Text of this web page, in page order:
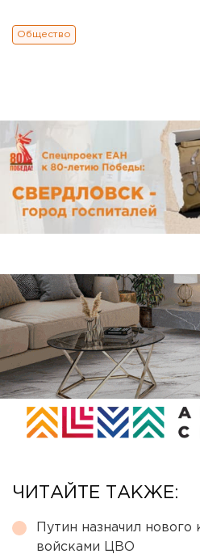
Общество
ЧИТАЙТЕ ТАКЖЕ:
Путин назначил
войсками ЦВО